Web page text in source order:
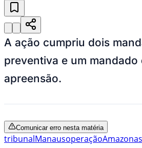
A ação cumpriu dois
preventiva e um mandado
apreensão.
Comunicar erro nesta matéria
tribunalManausoperaçãoAmazonas